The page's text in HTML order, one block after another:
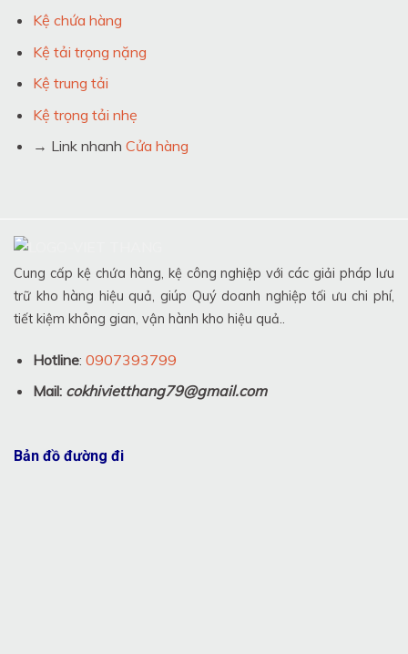
Kệ chứa hàng
Kệ tải trọng nặng
Kệ trung tải
Kệ trọng tải nhẹ
→ Link nhanh Cửa hàng
Cung cấp kệ chứa hàng, kệ công nghiệp với các giải pháp lưu
trữ kho hàng hiệu quả, giúp Quý doanh nghiệp tối ưu chi phí,
tiết kiệm không gian, vận hành kho hiệu quả..
Hotline: 0907393799
Mail: cokhivietthang79@gmail.com
Bản đồ đường đi